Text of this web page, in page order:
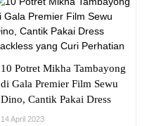
10 Potret Mikha Tambayong
di Gala Premier Film Sewu
Dino, Cantik Pakai Dress
Backless yang Curi
14 April 2023